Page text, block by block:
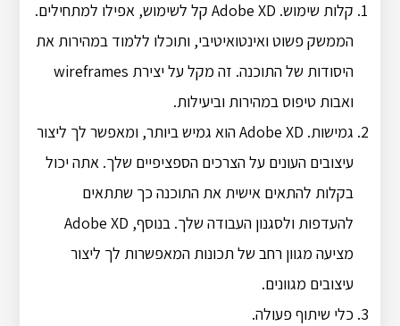
קלות שימוש. Adobe XD קל לשימוש, אפילו למתחילים.
הממשק פשוט ואינטואיטיבי, ותוכלו ללמוד במהירות את
היסודות של התוכנה. זה מקל על יצירת wireframes
ואבות טיפוס במהירות וביעילות.
גמישות. Adobe XD הוא גמיש ביותר, ומאפשר לך ליצור
עיצובים העונים על הצרכים הספציפיים שלך. אתה יכול
בקלות להתאים אישית את התוכנה כך שתתאים
להעדפות ולסגנון העבודה שלך. בנוסף, Adobe XD
מציעה מגוון רחב של תכונות המאפשרות לך ליצור
עיצובים מגוונים.
כלי שיתוף פעולה.